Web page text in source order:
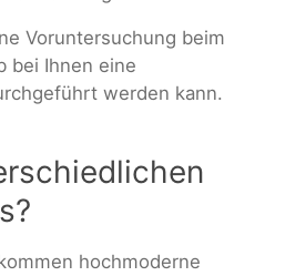
Voruntersuchung beim
bei Ihnen eine
werden kann.
hochmoderne